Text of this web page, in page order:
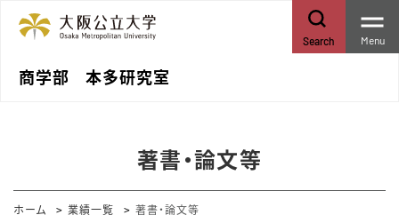
商学部 本多研究室
Search Menu
著書・論文等
ホーム 業績一覧 著書・論文等